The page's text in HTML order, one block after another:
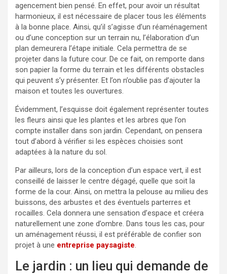
agencement bien pensé. En effet, pour avoir un résultat
harmonieux, il est nécessaire de placer tous les éléments
à la bonne place. Ainsi, qu’il s’agisse d’un réaménagement
ou d’une conception sur un terrain nu, l’élaboration d’un
plan demeurera l’étape initiale. Cela permettra de se
projeter dans la future cour. De ce fait, on remporte dans
son papier la forme du terrain et les différents obstacles
qui peuvent s’y présenter. Et l’on n’oublie pas d’ajouter la
maison et toutes les ouvertures.
Évidemment, l’esquisse doit également représenter toutes
les fleurs ainsi que les plantes et les arbres que l’on
compte installer dans son jardin. Cependant, on pensera
tout d’abord à vérifier si les espèces choisies sont
adaptées à la nature du sol.
Par ailleurs, lors de la conception d’un espace vert, il est
conseillé de laisser le centre dégagé, quelle que soit la
forme de la cour. Ainsi, on mettra la pelouse au milieu des
buissons, des arbustes et des éventuels parterres et
rocailles. Cela donnera une sensation d’espace et créera
naturellement une zone d’ombre. Dans tous les cas, pour
un aménagement réussi, il est préférable de confier son
projet à une entreprise paysagiste.
Le jardin : un lieu qui demande de